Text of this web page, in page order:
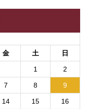
金 土 日
1 2
7 8 9
14 15 16